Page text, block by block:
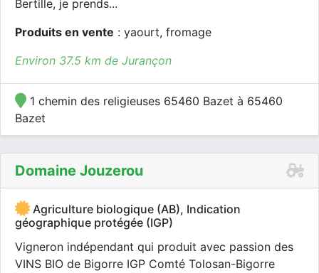
Bertille, je prends...
Produits en vente : yaourt, fromage
Environ 37.5 km de Jurançon
1 chemin des religieuses 65460 Bazet à 65460
Bazet
Domaine Jouzerou
Agriculture biologique (AB), Indication
géographique protégée (IGP)
Vigneron indépendant qui produit avec passion des
VINS BIO de Bigorre IGP Comté Tolosan-Bigorre